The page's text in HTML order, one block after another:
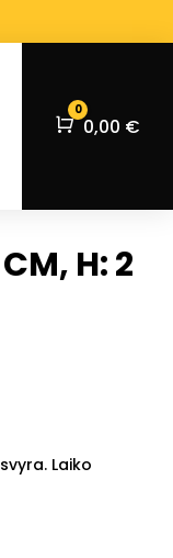
Krepšelis
0
0,00 €
H: 2
Laiko